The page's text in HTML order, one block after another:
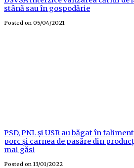
stână sau în gospodărie
Posted on 05/04/2021
PSD, PNL și USR au băgat în
porc şi carnea de pasăre din
mai găsi
Posted on 13/01/2022